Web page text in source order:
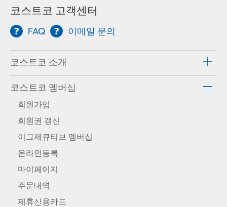
코스트코 고객센터
FAQ 이메일 문의
코스트코 소개
코스트코 멤버십
회원가입
회원권 갱신
이그제큐티브 멤버십
온라인등록
마이페이지
주문내역
제휴신용카드